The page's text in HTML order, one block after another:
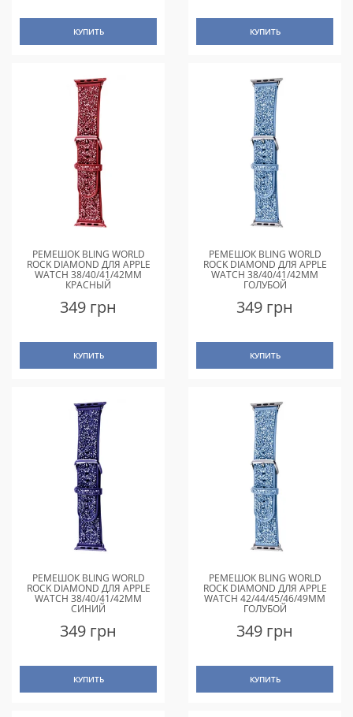
КУПИТЬ КУПИТЬ
РЕМЕШОК BLING WORLD
ROCK DIAMOND ДЛЯ APPLE
WATCH 38/40/41/42MM
КРАСНЫЙ
349 грн
КУПИТЬ
РЕМЕШОК BLING WORLD
ROCK DIAMOND ДЛЯ APPLE
WATCH 38/40/41/42MM
ГОЛУБОЙ
349 грн
КУПИТЬ
РЕМЕШОК BLING WORLD
ROCK DIAMOND ДЛЯ APPLE
WATCH 38/40/41/42MM
СИНИЙ
349 грн
КУПИТЬ
РЕМЕШОК BLING WORLD
ROCK DIAMOND ДЛЯ APPLE
WATCH 42/44/45/46/49MM
ГОЛУБОЙ
349 грн
КУПИТЬ